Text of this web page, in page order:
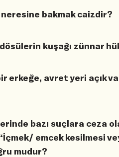
neresine bakmak caizdir?
kuşağı zünnar
erkeğe, avret yeri açık
bazı suçlara ceza
emcek kesilmesi
mudur?